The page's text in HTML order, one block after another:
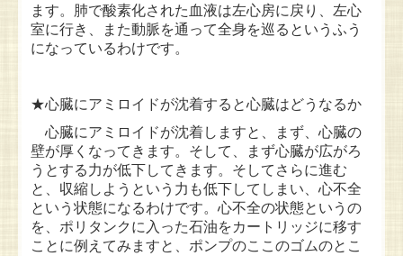
第2回セミナーより（講演要旨）
第1回セミナーより（講演要旨）
資料ダウンロード
寄付・支援のお願い
会計報告
リンク集
ます。肺で酸素化された血液は左心房に戻り、左心
室に行き、また動脈を通って全身を巡るというふう
になっているわけです。
★心臓にアミロイドが沈着すると心臓はどうなるか
心臓にアミロイドが沈着しますと、まず、心臓の
壁が厚くなってきます。そして、まず心臓が広がろ
うとする力が低下してきます。そしてさらに進む
と、収縮しようという力も低下してしまい、心不全
という状態になるわけです。心不全の状態というの
を、ポリタンクに入った石油をカートリッジに移す
ことに例えてみますと、ポンプのここのゴムのとこ